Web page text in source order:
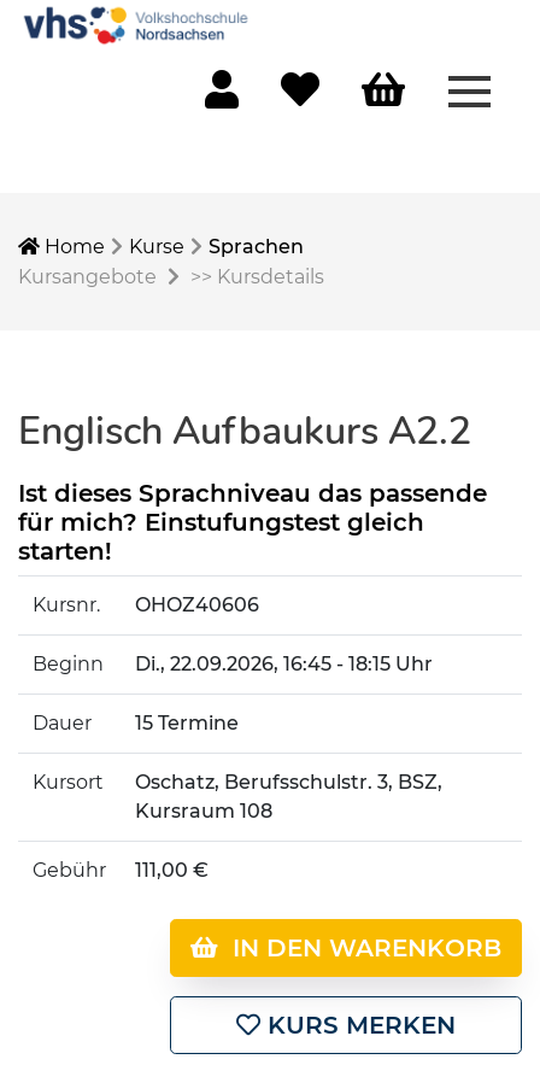
Home Kurse
Sprachen
Kursangebote
>> Kursdetails
Englisch Aufbaukurs A2.2
Ist dieses Sprachniveau das passende
für mich? Einstufungstest gleich
starten!
Kursnr. OHOZ40606
Beginn Di., 22.09.2026, 16:45 - 18:15 Uhr
Dauer 15 Termine
Kursort
Oschatz, Berufsschulstr. 3, BSZ,
Kursraum 108
Gebühr 111,00 €
IN DEN WARENKORB
KURS MERKEN